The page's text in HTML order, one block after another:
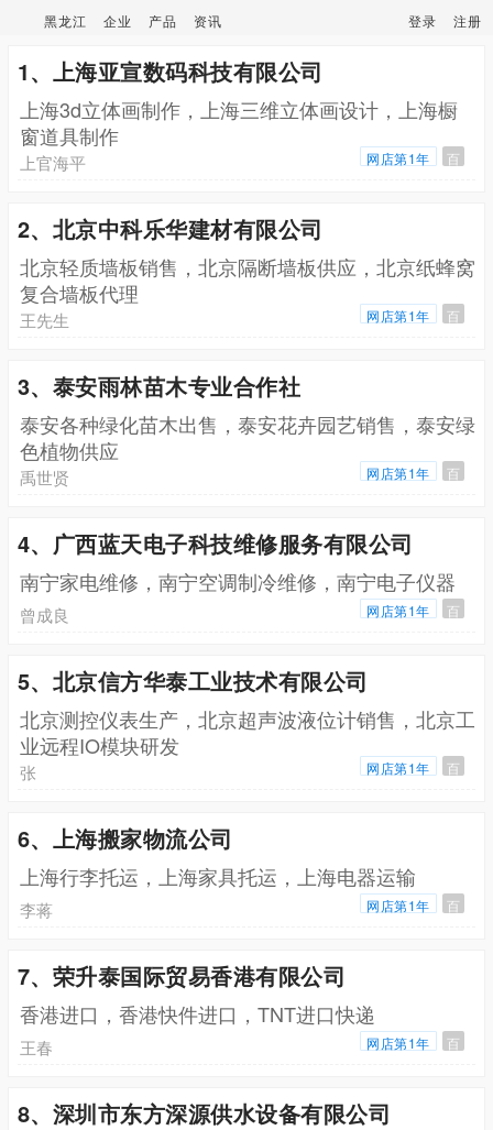
黑龙江 企业 产品 资讯 登录 注册
1、上海亚宣数码科技有限公司
上海3d立体画制作，上海三维立体画设计，上海橱
窗道具制作
上官海平 网店第1年 百
2、北京中科乐华建材有限公司
北京轻质墙板销售，北京隔断墙板供应，北京纸蜂窝
复合墙板代理
王先生 网店第1年 百
3、泰安雨林苗木专业合作社
泰安各种绿化苗木出售，泰安花卉园艺销售，泰安绿
色植物供应
禹世贤 网店第1年 百
4、广西蓝天电子科技维修服务有限公司
南宁家电维修，南宁空调制冷维修，南宁电子仪器
曾成良 网店第1年 百
5、北京信方华泰工业技术有限公司
北京测控仪表生产，北京超声波液位计销售，北京工
业远程IO模块研发
张 网店第1年 百
6、上海搬家物流公司
上海行李托运，上海家具托运，上海电器运输
李蒋 网店第1年 百
7、荣升泰国际贸易香港有限公司
香港进口，香港快件进口，TNT进口快递
王春 网店第1年 百
8、深圳市东方深源供水设备有限公司